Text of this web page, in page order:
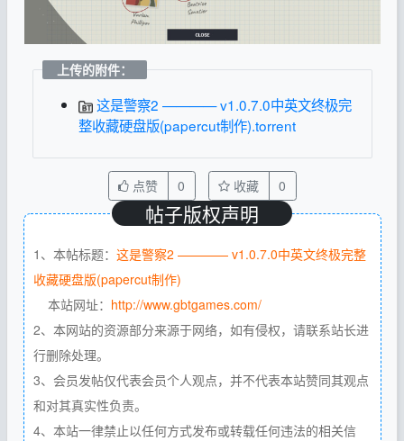
上传的附件：
这是警察2 ———— v1.0.7.0中英文终极完
整收藏硬盘版(papercut制作).torrent
点赞 0 收藏 0
帖子版权声明
1、本帖标题： 这是警察2 ———— v1.0.7.0中英文终极完整
收藏硬盘版(papercut制作)
本站网址： http://www.gbtgames.com/
2、本网站的资源部分来源于网络，如有侵权，请联系站长进
行删除处理。
3、会员发帖仅代表会员个人观点，并不代表本站赞同其观点
和对其真实性负责。
4、本站一律禁止以任何方式发布或转载任何违法的相关信